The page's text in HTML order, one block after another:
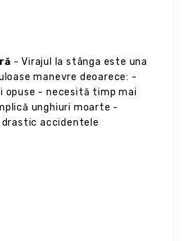
- Virajul la stânga este una
manevre deoarece: -
- necesită timp mai
unghiuri moarte -
drastic accidentele